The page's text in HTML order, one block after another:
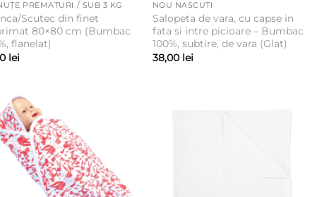
PREMATURI / SUB 3 KG
Scutec din finet
80×80 cm (Bumbac
flanelat)
lei
NOU NASCUTI
Salopeta de vara, cu capse in
fata si intre picioare – Bumbac
100%, subtire, de vara (Glat)
38,00 lei